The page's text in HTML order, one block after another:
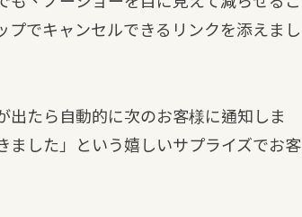
プでキャンセルできるリンクを添えまし
出たら自動的に次のお客様に通知しま
ました」という嬉しいサプライズでお客